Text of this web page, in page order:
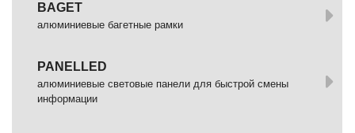
BAGET
алюминиевые багетные рамки
PANELLED
алюминиевые световые панели для быстрой смены
информации